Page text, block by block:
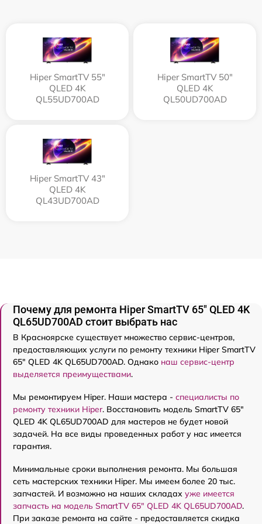
Hiper SmartTV 55"
QLED 4K
QL55UD700AD
Hiper SmartTV 50"
QLED 4K
QL50UD700AD
Hiper SmartTV 43"
QLED 4K
QL43UD700AD
Почему для ремонта Hiper SmartTV 65" QLED 4K
QL65UD700AD стоит выбрать нас
В Красноярске существует множество сервис-центров,
предоставляющих услуги по ремонту техники Hiper SmartTV
65" QLED 4K QL65UD700AD. Однако наш сервис-центр
выделяется преимуществами.
Мы ремонтируем Hiper. Наши мастера - специалисты по
ремонту техники Hiper. Восстановить модель SmartTV 65"
QLED 4K QL65UD700AD для мастеров не будет новой
задачей. На все виды проведенных работ у нас имеется
гарантия.
Минимальные сроки выполнения ремонта. Мы большая
сеть мастерских техники Hiper. Мы имеем более 20 тыс.
запчастей. И возможно на наших складах уже имеется
запчасть на модель SmartTV 65" QLED 4K QL65UD700AD.
При заказе ремонта на сайте - предоставляется скидка